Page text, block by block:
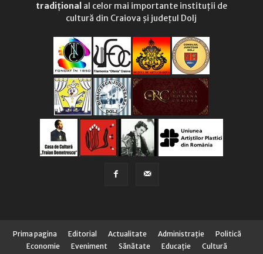
tradițional al celor mai importante instituții de
cultură din Craiova și județul Dolj
Prima pagina Editorial Actualitate Administraţie
Politică
Economie
Eveniment Sănătate Educaţie Cultură